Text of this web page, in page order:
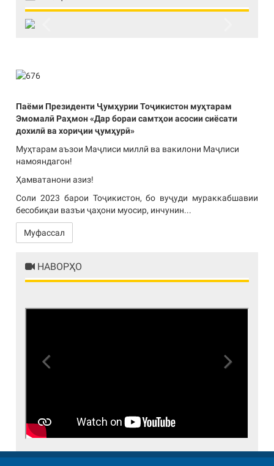
Паёми Президенти Ҷумҳурии Тоҷикистон муҳтарам
Эмомалӣ Раҳмон «Дар бораи самтҳои асосии сиёсати
дохилӣ ва хориҷии ҷумҳурӣ»
Муҳтарам аъзои Маҷлиси миллӣ ва вакилони Маҷлиси
намояндагон!
Ҳамватанони азиз!
Соли 2023 барои Тоҷикистон, бо вуҷуди мураккабшавии
бесобиқаи вазъи ҷаҳони муосир, инчунин...
Муфассал
НАВОРҲО